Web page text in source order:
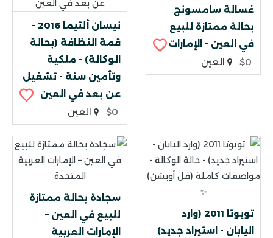
غسالة سامسونج
بحالة ممتازة للبيع
في العين – الإمارات
$0
العين
نيسان ألتيما 2016 -
قمة النظافة (بحالة
الوكالة) - ملكية
وتأمين سنة - تشغيل
عن بعد في العين
$0
العين
تويوتا 2011 (وارد
اليابان - استيراد جديد)
سجادة بحالة ممتازة
للبيع في العين –
الإمارات العربية